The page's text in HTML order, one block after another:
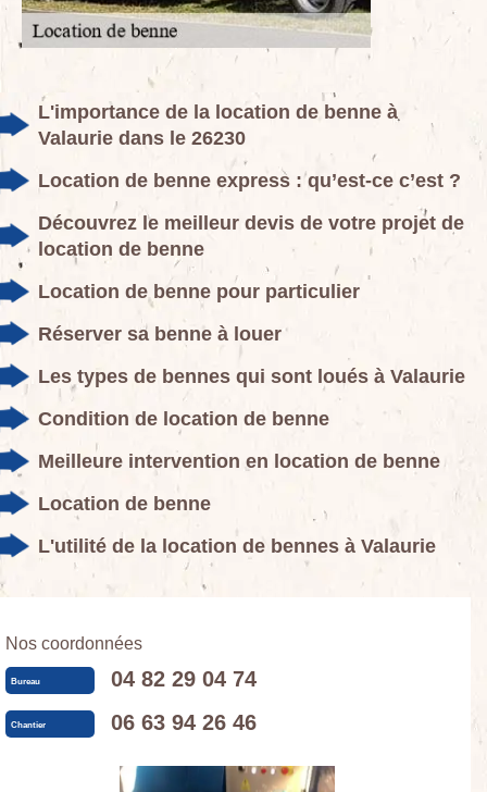
L'importance de la location de benne à
Valaurie dans le 26230
Location de benne express : qu’est-ce c’est ?
Découvrez le meilleur devis de votre projet de
location de benne
Location de benne pour particulier
Réserver sa benne à louer
Les types de bennes qui sont loués à Valaurie
Condition de location de benne
Meilleure intervention en location de benne
Location de benne
L'utilité de la location de bennes à Valaurie
Nos coordonnées
Bureau 04 82 29 04 74
Chantier 06 63 94 26 46